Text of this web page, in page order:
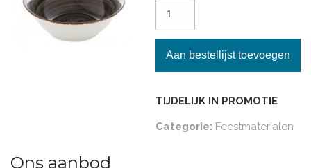
TIJDELIJK IN PROMOTIE
Categorie: Feestmaterialen
Ons aanbod